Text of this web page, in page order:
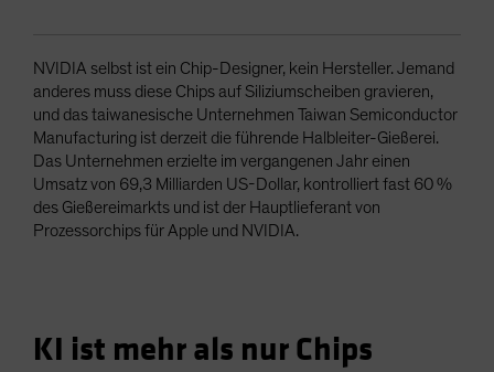
NVIDIA selbst ist ein Chip-Designer, kein Hersteller. Jemand
anderes muss diese Chips auf Siliziumscheiben gravieren,
und das taiwanesische Unternehmen Taiwan Semiconductor
Manufacturing ist derzeit die führende Halbleiter-Gießerei.
Das Unternehmen erzielte im vergangenen Jahr einen
Umsatz von 69,3 Milliarden US-Dollar, kontrolliert fast 60 %
des Gießereimarkts und ist der Hauptlieferant von
Prozessorchips für Apple und NVIDIA.
KI ist mehr als nur Chips